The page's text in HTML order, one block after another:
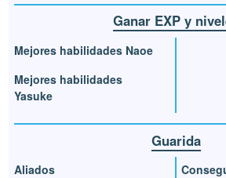
Ganar EXP y
Mejores habilidades Naoe
Mejores habilidades
Yasuke
Guarida
Aliados